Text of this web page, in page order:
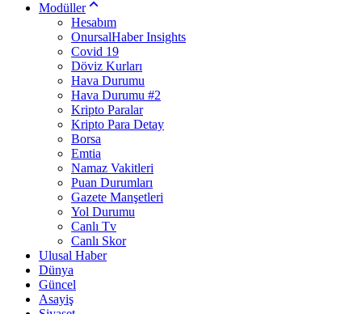
Modüller
Hesabım
OnursalHaber Insights
Covid 19
Döviz Kurları
Hava Durumu
Hava Durumu #2
Kripto Paralar
Kripto Para Detay
Borsa
Emtia
Namaz Vakitleri
Puan Durumları
Gazete Manşetleri
Yol Durumu
Canlı Tv
Canlı Skor
Ulusal Haber
Dünya
Güncel
Asayiş